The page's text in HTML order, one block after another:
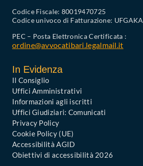
Codice Fiscale: 80019470725
Codice univoco di Fatturazione: UFGAKA
PEC – Posta Elettronica Certificata :
ordine@avvocatibari.legalmail.it
In Evidenza
Il Consiglio
Uffici Amministrativi
Informazioni agli iscritti
Uffici Giudiziari: Comunicati
Privacy Policy
Cookie Policy (UE)
Accessibilità AGID
Obiettivi di accessibilità 2026